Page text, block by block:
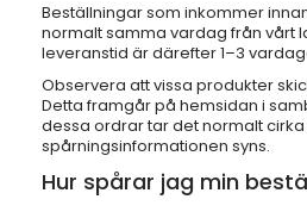
Beställningar som inkommer
normalt samma vardag från vårt
leveranstid är därefter 1–3
Observera att vissa produkter
Detta framgår på hemsidan i
dessa ordrar tar det normalt
spårningsinformationen syns.
Hur spårar jag min